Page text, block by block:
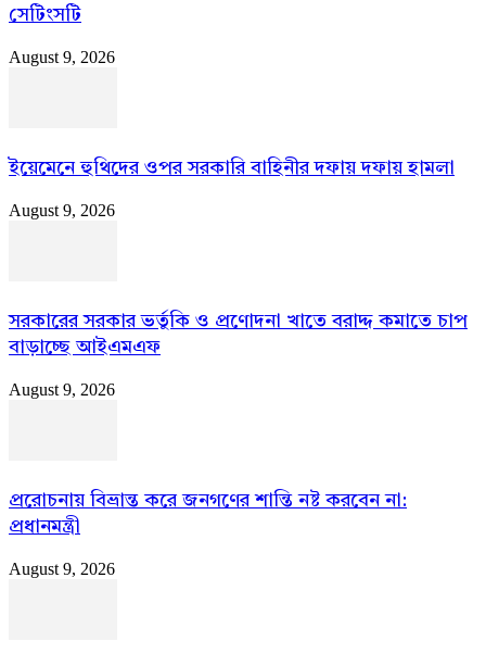
সেটিংসটি
August 9, 2026
ইয়েমেনে হুথিদের ওপর সরকারি বাহিনীর দফায় দফায় হামলা
August 9, 2026
সরকারের সরকার ভর্তুকি ও প্রণোদনা খাতে বরাদ্দ কমাতে চাপ
বাড়াচ্ছে আইএমএফ
August 9, 2026
প্ররোচনায় বিভ্রান্ত করে জনগণের শান্তি নষ্ট করবেন না:
প্রধানমন্ত্রী
August 9, 2026